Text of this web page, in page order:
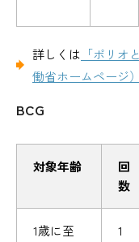
詳しくは 「ポリ
働省ホームページ）
BCG
対象年齢
回
数
1歳に至
1